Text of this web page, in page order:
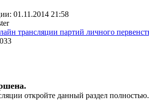
01.11.2014 21:58
трансляции партий личного
откройте данный раздел полностью.